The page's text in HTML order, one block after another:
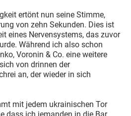
ertönt nun seine Stimme,
von zehn Sekunden. Dies ist
eines Nervensystems, das zuvor
Während ich also schon
Voronin & Co. eine weitere
von drinnen der
an, der wieder in sich
mit jedem ukrainischen Tor